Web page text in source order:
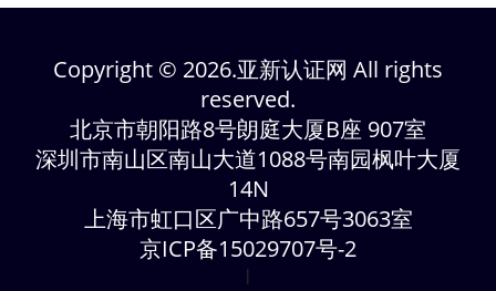
Copyright © 2026.亚新认证网 All rights
reserved.
北京市朝阳路8号朗庭大厦B座 907室
深圳市南山区南山大道1088号南园枫叶大厦
14N
上海市虹口区广中路657号3063室
京ICP备15029707号-2
|